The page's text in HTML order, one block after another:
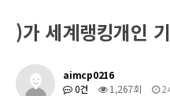
)가 세계랭킹개인
aimcp0216
0건
1,267회